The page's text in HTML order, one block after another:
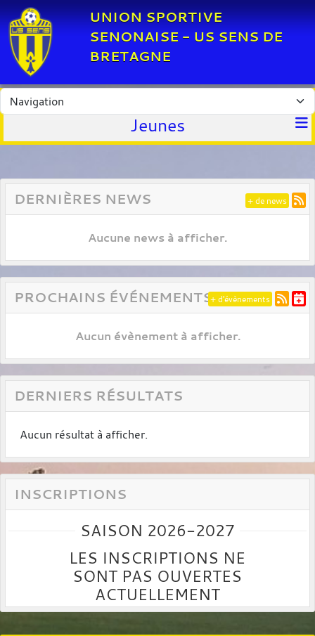
UNION SPORTIVE
SENONAISE - US SENS DE
BRETAGNE
Jeunes
DERNIÈRES NEWS
Aucune news à afficher.
+ de news
PROCHAINS ÉVÉNEMENTS
Aucun évènement à afficher.
+ d'évènements
DERNIERS RÉSULTATS
Aucun résultat à afficher.
INSCRIPTIONS
SAISON 2026-2027
LES INSCRIPTIONS NE
SONT PAS OUVERTES
ACTUELLEMENT
Panneau de gestion des cookies